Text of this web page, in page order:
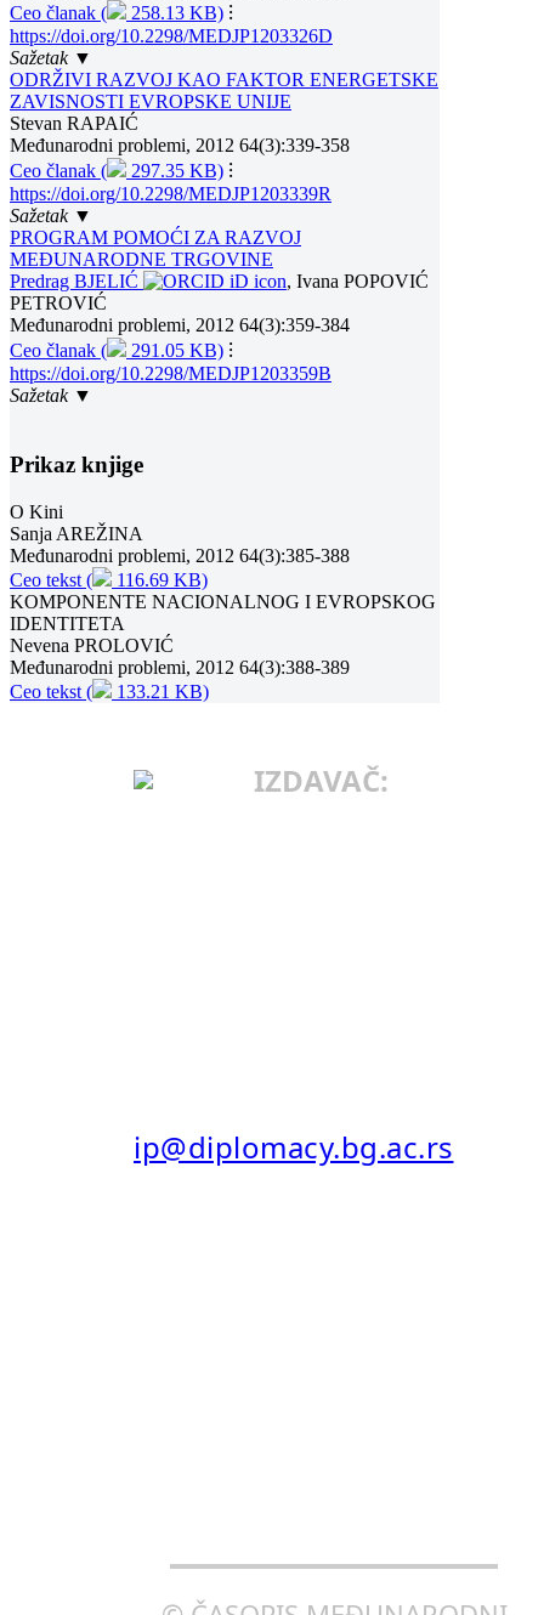
Ceo članak (
258.13 KB) ⁝
https://doi.org/10.2298/MEDJP1203326D
Sažetak ▼
ODRŽIVI RAZVOJ KAO FAKTOR ENERGETSKE
ZAVISNOSTI EVROPSKE UNIJE
Stevan RAPAIĆ
Međunarodni problemi, 2012 64(3):339-358
Ceo članak (
297.35 KB) ⁝
https://doi.org/10.2298/MEDJP1203339R
Sažetak ▼
PROGRAM POMOĆI ZA RAZVOJ
MEĐUNARODNE TRGOVINE
Predrag BJELIĆ
, Ivana POPOVIĆ
PETROVIĆ
Međunarodni problemi, 2012 64(3):359-384
Ceo članak (
291.05 KB) ⁝
https://doi.org/10.2298/MEDJP1203359B
Sažetak ▼
Prikaz knjige
O Kini
Sanja AREŽINA
Međunarodni problemi, 2012 64(3):385-388
Ceo tekst (
116.69 KB)
KOMPONENTE NACIONALNOG I EVROPSKOG
IDENTITETA
Nevena PROLOVIĆ
Međunarodni problemi, 2012 64(3):388-389
Ceo tekst (
133.21 KB)
IZDAVAČ:
ip@diplomacy.bg.ac.rs